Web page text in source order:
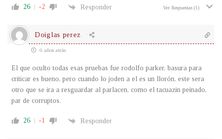
26 -2 Responder Ver Respuestas (1)
Doiglas perez
6 años atrás
El que oculto todas esas pruebas fue rodolfo parker, basura para
criticar es bueno, pero cuando lo joden a el es un llorón, este sera
otro que se ira a resguardar al parlacen, como el tacuazin peinado,
par de corruptos.
26 -1 Responder